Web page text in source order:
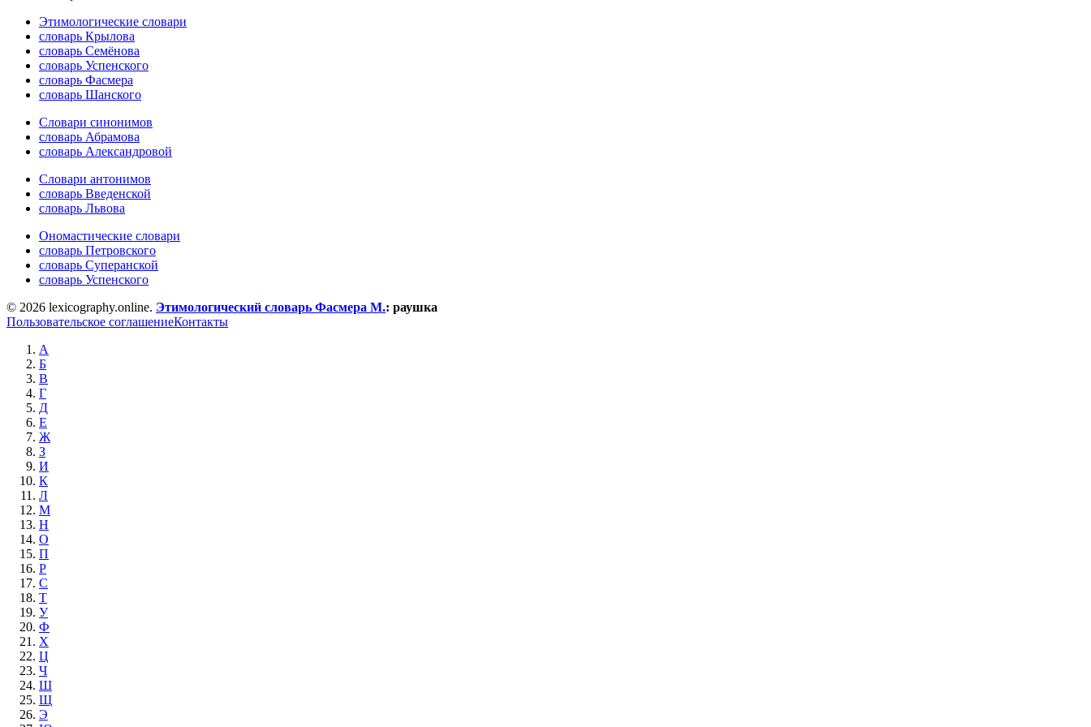
Этимологические словари
словарь Крылова
словарь Семёнова
словарь Успенского
словарь Фасмера
словарь Шанского
Словари синонимов
словарь Абрамова
словарь Александровой
Словари антонимов
словарь Введенской
словарь Львова
Ономастические словари
словарь Петровского
словарь Суперанской
словарь Успенского
© 2026 lexicography.online. Этимологический словарь Фасмера М.: раушка
Пользовательское соглашениеКонтакты
А
Б
В
Г
Д
Е
Ж
З
И
К
Л
М
Н
О
П
Р
С
Т
У
Ф
Х
Ц
Ч
Ш
Щ
Э